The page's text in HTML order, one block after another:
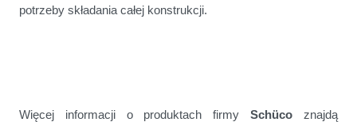
potrzeby składania całej konstrukcji.
Więcej informacji o produktach firmySchücoznajdą